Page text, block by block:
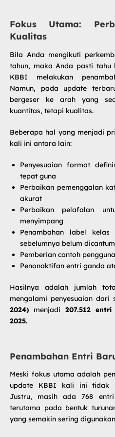
Fokus Utama:
Kualitas
Bila Anda mengikuti
tahun, maka Anda pasti
KBBI melakukan
Namun, pada update
bergeser ke arah yang
kuantitas, tetapi kualitas.
Beberapa hal yang menjadi
kali ini antara lain:
Penyesuaian format
tepat guna
Perbaikan pemenggalan
akurat
Perbaikan pelafalan
menyimpang
Penambahan label
sebelumnya belum
Pemberian contoh
Penonaktifan entri ganda
Hasilnya adalah jumlah
mengalami penyesuaian dari
2024) menjadi 207.512
2025.
Penambahan Entri
Meski fokus utama adalah
update KBBI kali ini tidak
Justru, masih ada 768
terutama pada bentuk
yang semakin sering